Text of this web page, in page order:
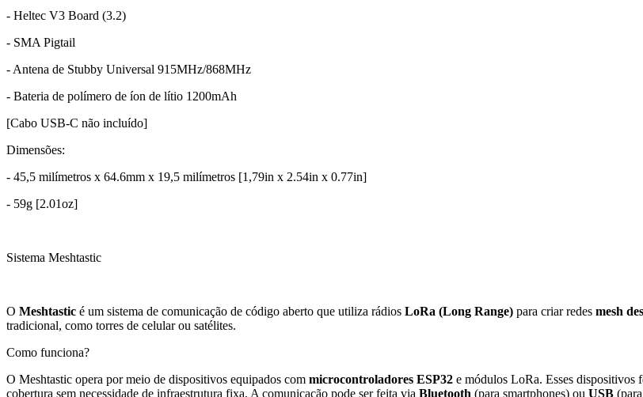
- Heltec V3 Board (3.2)
- SMA Pigtail
- Antena de Stubby Universal 915MHz/868MHz
- Bateria de polímero de íon de lítio 1200mAh
[Cabo USB-C não incluído]
Dimensões:
- 45,5 milímetros x 64.6mm x 19,5 milímetros [1,79in x 2.54in x 0.77in]
- 59g [2.01oz]
Sistema Meshtastic
O Meshtastic é um sistema de comunicação de código aberto que utiliza rádios LoRa (Long Range) para criar redes mesh
tradicional, como torres de celular ou satélites.
Como funciona?
O Meshtastic opera por meio de dispositivos equipados com microcontroladores ESP32 e módulos LoRa. Esses dispositivos
cobertura sem necessidade de infraestrutura fixa. A comunicação pode ser feita via Bluetooth (para smartphones) ou USB